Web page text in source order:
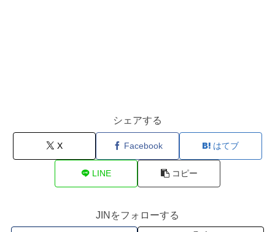
シェアする
X Facebook はてブ
LINE コピー
JINをフォローする